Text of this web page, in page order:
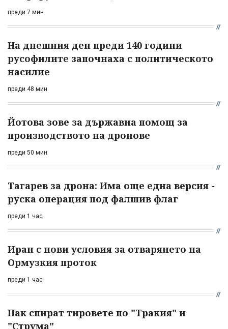
преди 7 мин
На днешния ден преди 140 години
русофилите започнаха с политическото
насилие
преди 48 мин
Йотова зове за държавна помощ за
производството на дронове
преди 50 мин
Тагарев за дрона: Има още една версия -
руска операция под фалшив флаг
преди 1 час
Иран с нови условия за отварянето на
Ормузкия проток
преди 1 час
Пак спират тировете по "Тракия" и
"Струма"